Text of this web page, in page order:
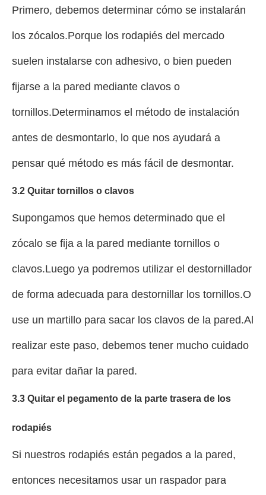
Primero, debemos determinar cómo se instalarán
los zócalos.Porque los rodapiés del mercado
suelen instalarse con adhesivo, o bien pueden
fijarse a la pared mediante clavos o
tornillos.Determinamos el método de instalación
antes de desmontarlo, lo que nos ayudará a
pensar qué método es más fácil de desmontar.
3.2 Quitar tornillos o clavos
Supongamos que hemos determinado que el
zócalo se fija a la pared mediante tornillos o
clavos.Luego ya podremos utilizar el destornillador
de forma adecuada para destornillar los tornillos.O
use un martillo para sacar los clavos de la pared.Al
realizar este paso, debemos tener mucho cuidado
para evitar dañar la pared.
3.3 Quitar el pegamento de la parte trasera de los
rodapiés
Si nuestros rodapiés están pegados a la pared,
entonces necesitamos usar un raspador para